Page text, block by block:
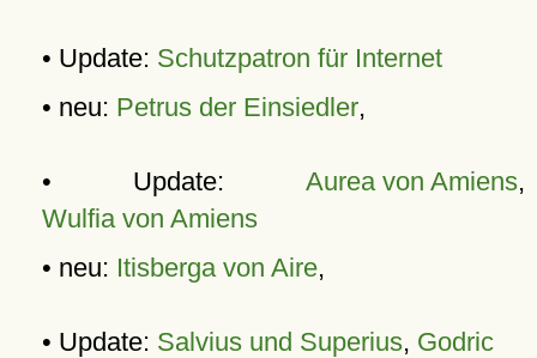
• Update: Schutzpatron für Internet
• neu: Petrus der Einsiedler,
• Update: Aurea von Amiens,
Wulfia von Amiens
• neu: Itisberga von Aire,
• Update: Salvius und Superius, Godric